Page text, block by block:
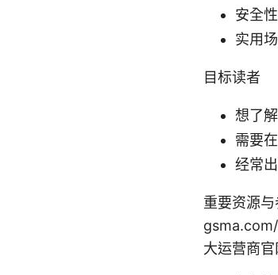
安全
实用
目标读者
想了
需要
经常
重要资源
大运营商官